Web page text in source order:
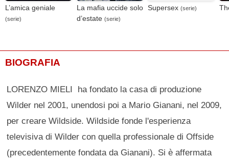
L’amica geniale
(serie)
La mafia uccide solo
d’estate (serie)
Supersex (serie)
BIOGRAFIA
LORENZO MIELI ha fondato la casa di produzione
Wilder nel 2001, unendosi poi a Mario Gianani, nel 2009,
per creare Wildside. Wildside fonde l'esperienza
televisiva di Wilder con quella professionale di Offside
(precedentemente fondata da Gianani). Si è affermata